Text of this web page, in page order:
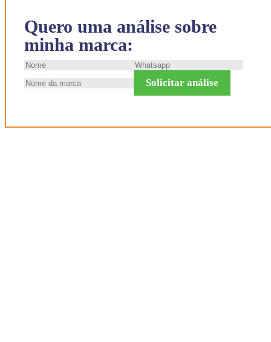
Quero uma análise sobre
minha marca:
Solicitar análise